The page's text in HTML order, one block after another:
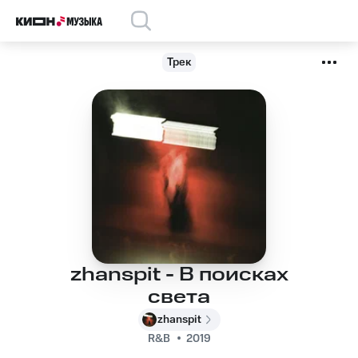
Трек
zhanspit - В поисках
света
zhanspit
R&B
2019